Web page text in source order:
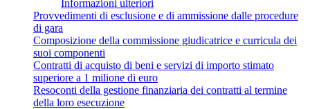
Informazioni ulteriori
Provvedimenti di esclusione e di ammissione dalle procedure
di gara
Composizione della commissione giudicatrice e curricula dei
suoi componenti
Contratti di acquisto di beni e servizi di importo stimato
superiore a 1 milione di euro
Resoconti della gestione finanziaria dei contratti al termine
della loro esecuzione